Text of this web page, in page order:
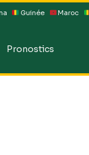
Guinée Maroc
Pronostics